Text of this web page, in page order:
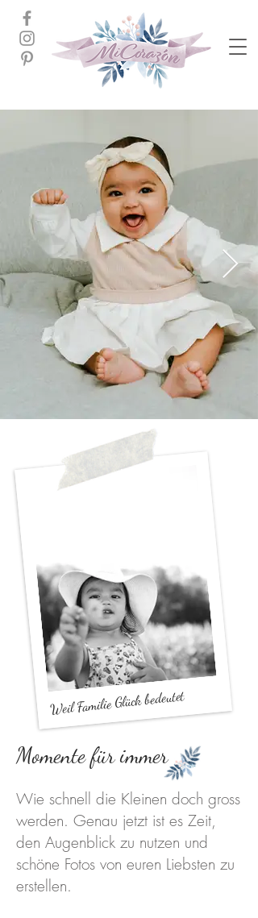
Weil Familie Glück bedeutet
Momente für immer
Wie schnell die Kleinen doch gross
werden. Genau jetzt ist es Zeit,
den Augenblick zu nutzen und
schöne Fotos von euren Liebsten zu
erstellen.